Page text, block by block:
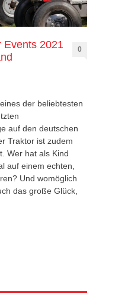
Events 2021
0
der beliebtesten
auf den deutschen
Traktor ist zudem
Wer hat als Kind
auf einem echten,
Und womöglich
das große Glück,